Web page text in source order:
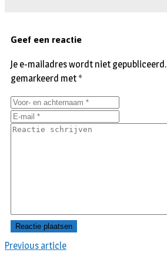
Previous article
Geef een reactie
Je e-mailadres wordt niet gepubliceerd.
gemarkeerd met *